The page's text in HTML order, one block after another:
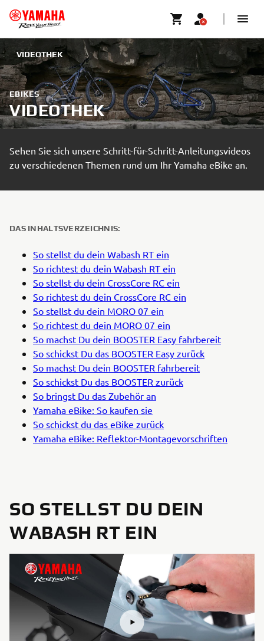
VIDEOTHEK
EBIKES
VIDEOTHEK
Sehen Sie sich unsere Schritt-für-Schritt-Anleitungsvideos
zu verschiedenen Themen rund um Ihr Yamaha eBike an.
DAS INHALTSVERZEICHNIS:
So stellst du dein Wabash RT ein
So richtest du dein Wabash RT ein
So stellst du dein CrossCore RC ein
So richtest du dein CrossCore RC ein
So stellst du dein MORO 07 ein
So richtest du dein MORO 07 ein
So machst Du dein BOOSTER Easy fahrbereit
So schickst Du das BOOSTER Easy zurück
So machst Du dein BOOSTER fahrbereit
So schickst Du das BOOSTER zurück
So bringst Du das Zubehör an
Yamaha eBike: So kaufen sie
So schickst du das eBike zurück
Yamaha eBike: Reflektor-Montagevorschriften
SO STELLST DU DEIN
WABASH RT EIN